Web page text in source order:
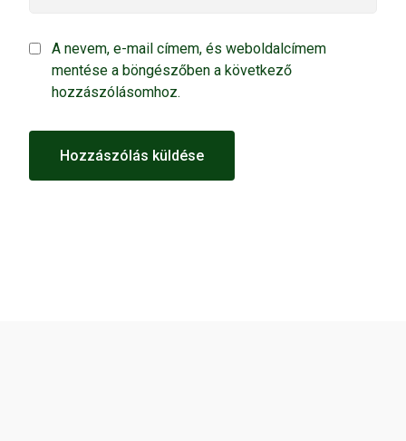
A nevem, e-mail címem, és weboldalcímem
mentése a böngészőben a következő
hozzászólásomhoz.